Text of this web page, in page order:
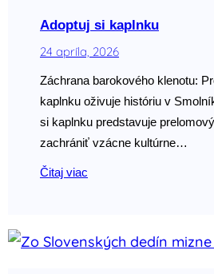
Adoptuj si kaplnku
24 apríla, 2026
Záchrana barokového klenotu:
kaplnku oživuje históriu v
si kaplnku predstavuje
zachrániť vzácne kultúrne…
Čitaj viac